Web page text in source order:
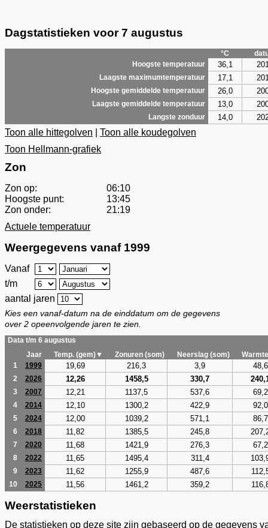
Dagstatistieken voor 7 augustus
°C
Hoogste temperatuur
36,1
Laagste maximumtemperatuur 17,1
Hoogste gemiddelde temperatuur 26,0
Laagste gemiddelde temperatuur 13,0
Langste zonduur 14,0
Toon alle hittegolven
Toon alle koudegolven
Toon Hellmann-grafiek
Zon
Zon op:
06:10
Hoogste punt:
13:45
Zon onder:
21:19
Actuele temperatuur
Weergegevens vanaf 1999
Vanaf
t/m
aantal jaren
Kies een vanaf-datum na de einddatum om de gegevens
over 2 opeenvolgende jaren te zien.
Data t/m 6 augustus
Jaar
Temp. (gem)▼ Zonuren (som) Neerslag (som)
1
1999 19,69 216,3 3,9 48,6
2 2026 12,26 1458,5 330,7
3 2007 12,21 1137,5 537,6 69,2
4 2014 12,10 1300,2 422,9 92,0
5 2024 12,00 1039,2 571,1 86,7
6 2018 11,82 1385,5 245,8
7 2020 11,68 1421,9 276,3 67,2
8 2022 11,65 1495,4 311,4
9 2023 11,62 1255,9 487,6
10 2025 11,56 1461,2 359,2
Weerstatistieken
De statistieken op deze site zijn gebaseerd op de gegevens